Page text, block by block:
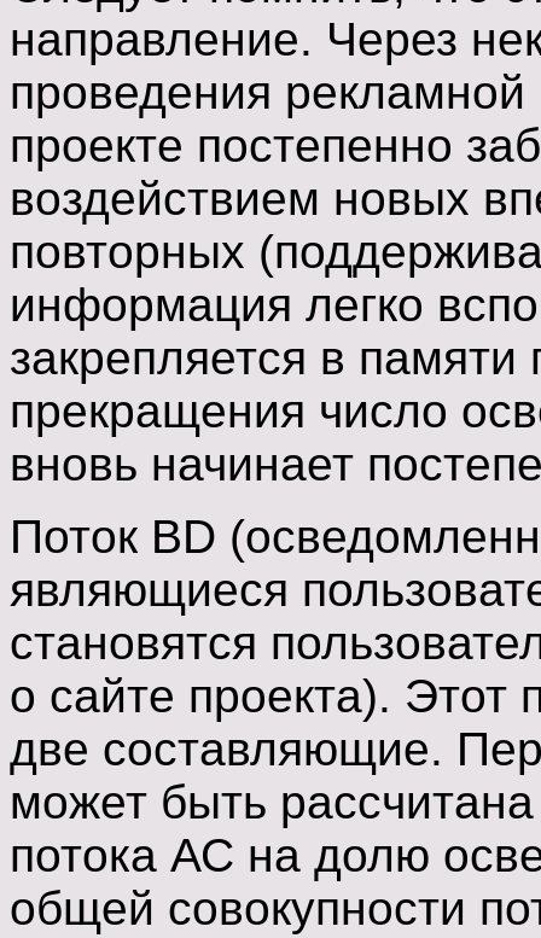
направление. Через
проведения
проекте постепенно
воздействием новых
повторных
информация легко
закрепляется в
прекращения число
вновь начинает
Поток BD
являющиеся
становятся
о сайте проекта). Этот
две составляющие.
может быть
потока АС на долю
общей совокупности